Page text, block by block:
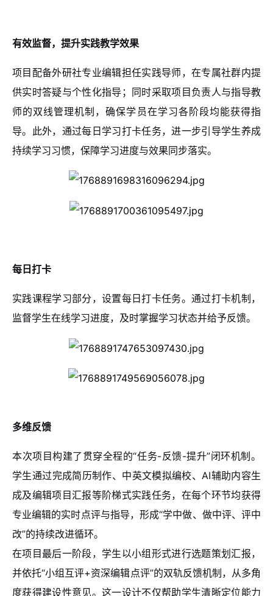
有效监督，提升实践教学效果
项目配备外研社专业编辑担任实践导师，在专属社群内提
供实时答疑与个性化指导；同时采取项目负责人与指导教
师的双线管理机制，确保学员在学习各阶段均能获得指
导。此外，通过每日学习打卡任务，进一步引导学生养成
持续学习习惯，保障学习进度与效果同步落实。
每日打卡
实践课程学习部分，设置每日打卡任务。通过打卡机制，
监督学生在线学习进度，及时掌握学习状态并给予反馈。
多维反馈
本次项目构建了贯穿全程的“任务-反馈-提升”闭环机制。
学生通过完成简历制作、中英文模拟编校、AI辅助内容生
成及编辑项目汇报等阶梯式实践任务，在每个环节均获得
专业编辑的实时点评与指导，形成“学中做、做中评、评中
改”的持续改进循环。
在项目最后一阶段，学生以小组形式进行选题策划汇报，
并依托“小组互评+资深编辑点评”的双轨反馈机制，从多角
度获得建设性意见。这一设计不仅帮助学生清晰定位能力